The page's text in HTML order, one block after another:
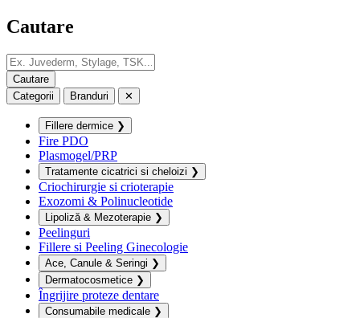
Cautare
Categorii Branduri ✕
Fillere dermice ❯
Fire PDO
Plasmogel/PRP
Tratamente cicatrici si cheloizi ❯
Criochirurgie si crioterapie
Exozomi & Polinucleotide
Lipoliză & Mezoterapie ❯
Peelinguri
Fillere si Peeling Ginecologie
Ace, Canule & Seringi ❯
Dermatocosmetice ❯
Îngrijire proteze dentare
Consumabile medicale ❯